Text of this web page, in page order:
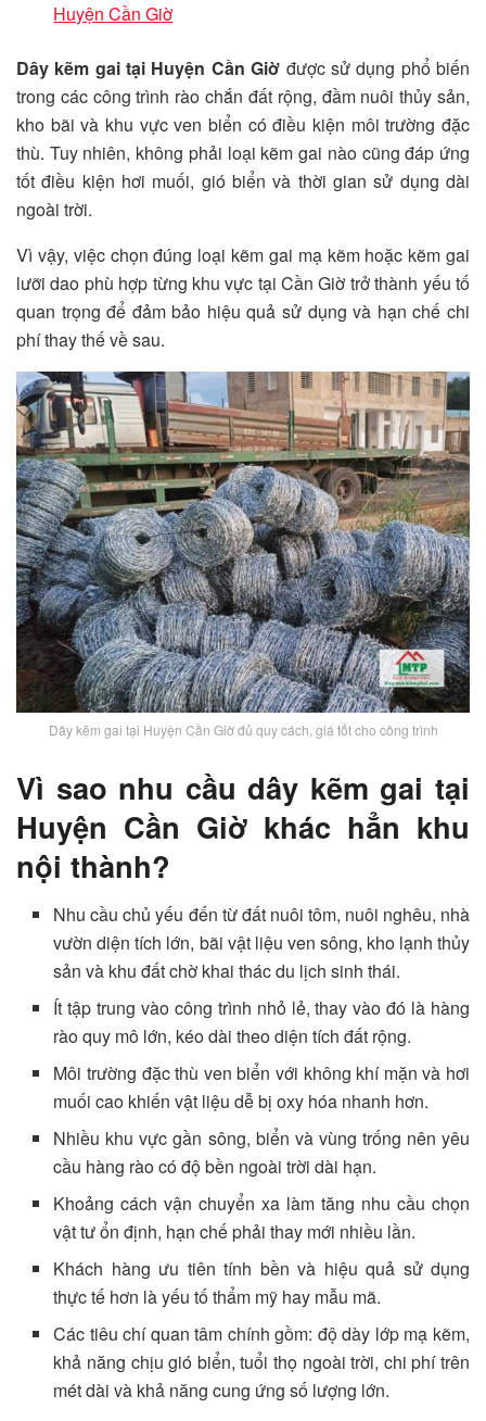
Huyện Cần Giờ
Dây kẽm gai tại Huyện Cần Giờ được sử dụng phổ biến
trong các công trình rào chắn đất rộng, đầm nuôi thủy sản,
kho bãi và khu vực ven biển có điều kiện môi trường đặc
thù. Tuy nhiên, không phải loại kẽm gai nào cũng đáp ứng
tốt điều kiện hơi muối, gió biển và thời gian sử dụng dài
ngoài trời.
Vì vậy, việc chọn đúng loại kẽm gai mạ kẽm hoặc kẽm gai
lưỡi dao phù hợp từng khu vực tại Cần Giờ trở thành yếu tố
quan trọng để đảm bảo hiệu quả sử dụng và hạn chế chi
phí thay thế về sau.
Dây kẽm gai tại Huyện Cần Giờ đủ quy cách, giá tốt cho công trình
Vì sao nhu cầu dây kẽm gai tại
Huyện Cần Giờ khác hẳn khu
nội thành?
Nhu cầu chủ yếu đến từ đất nuôi tôm, nuôi nghêu, nhà
vườn diện tích lớn, bãi vật liệu ven sông, kho lạnh thủy
sản và khu đất chờ khai thác du lịch sinh thái.
Ít tập trung vào công trình nhỏ lẻ, thay vào đó là hàng
rào quy mô lớn, kéo dài theo diện tích đất rộng.
Môi trường đặc thù ven biển với không khí mặn và hơi
muối cao khiến vật liệu dễ bị oxy hóa nhanh hơn.
Nhiều khu vực gần sông, biển và vùng trống nên yêu
cầu hàng rào có độ bền ngoài trời dài hạn.
Khoảng cách vận chuyển xa làm tăng nhu cầu chọn
vật tư ổn định, hạn chế phải thay mới nhiều lần.
Khách hàng ưu tiên tính bền và hiệu quả sử dụng
thực tế hơn là yếu tố thẩm mỹ hay mẫu mã.
Các tiêu chí quan tâm chính gồm: độ dày lớp mạ kẽm,
khả năng chịu gió biển, tuổi thọ ngoài trời, chi phí trên
mét dài và khả năng cung ứng số lượng lớn.